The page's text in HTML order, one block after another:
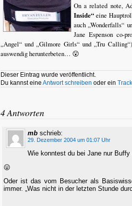
On a related note,
Inside“eine
auch „Wonderfalls“
Jane Espenson co-
„Angel“ und „Gilmore Girls“ und „Tru
auswendig herunterbeten… 😮
Dieser Eintrag wurde veröffentlicht.
Du kannst eine Antwort schreiben oder ein
4 Antworten
mb schrieb:
29. Dezember 2004 um 01:07 Uhr
Wie konntest du bei Jane nur
😛
Oder ist das vom Besucher als
immer. „Was nicht in der letzten Stunde